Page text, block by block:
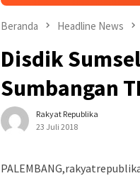
Beranda Headline News
Disdik
Sumbangan
Rakyat Republika
23 Juli 2018